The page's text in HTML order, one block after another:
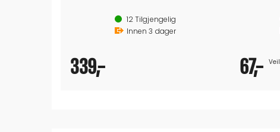
12Tilgjengelig
Innen3 dager
339,- 67,-